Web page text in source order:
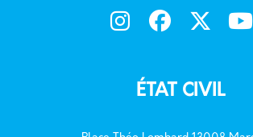
École élémentaire FRIEDLAND
ÉTAT CIVIL